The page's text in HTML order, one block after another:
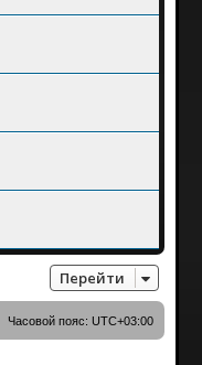
Перейти
Часовой пояс:UTC+03:00